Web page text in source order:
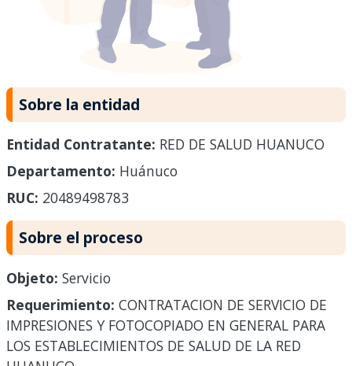
Sobre la entidad
Entidad Contratante: RED DE SALUD HUANUCO
Departamento: Huánuco
RUC: 20489498783
Sobre el proceso
Objeto: Servicio
Requerimiento: CONTRATACION DE SERVICIO DE
IMPRESIONES Y FOTOCOPIADO EN GENERAL PARA
LOS ESTABLECIMIENTOS DE SALUD DE LA RED